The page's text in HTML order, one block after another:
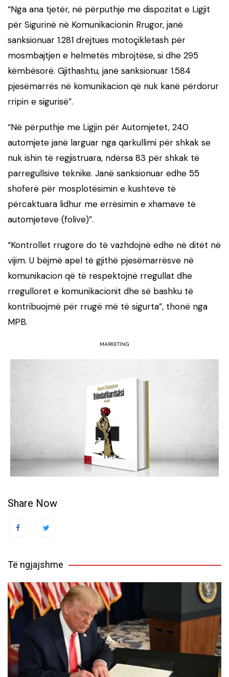
“Nga ana tjetër, në përputhje me dispozitat e Ligjit
për Sigurinë në Komunikacionin Rrugor, janë
sanksionuar 1.281 drejtues motoçikletash për
mosmbajtjen e helmetës mbrojtëse, si dhe 295
këmbësorë. Gjithashtu, janë sanksionuar 1.584
pjesëmarrës në komunikacion që nuk kanë përdorur
rripin e sigurisë”.
“Në përputhje me Ligjin për Automjetet, 240
automjete janë larguar nga qarkullimi për shkak se
nuk ishin të regjistruara, ndërsa 83 për shkak të
parregullsive teknike. Janë sanksionuar edhe 55
shoferë për mosplotësimin e kushteve të
përcaktuara lidhur me errësimin e xhamave të
automjeteve (folive)”.
“Kontrollet rrugore do të vazhdojnë edhe në ditët në
vijim. U bëjmë apel të gjithë pjesëmarrësve në
komunikacion që të respektojnë rregullat dhe
rregulloret e komunikacionit dhe së bashku të
kontribuojmë për rrugë më të sigurta”, thonë nga
MPB.
MARKETING
Share Now
Të ngjajshme